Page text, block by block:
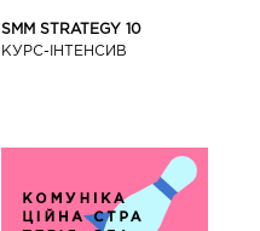
SMM STRATEGY 10
КУРС-IНТЕНСИВ